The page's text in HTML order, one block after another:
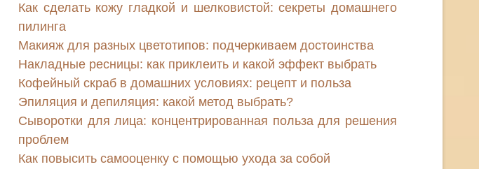
Как сделать кожу гладкой и шелковистой: секреты домашнего
пилинга
Макияж для разных цветотипов: подчеркиваем достоинства
Накладные ресницы: как приклеить и какой эффект выбрать
Кофейный скраб в домашних условиях: рецепт и польза
Эпиляция и депиляция: какой метод выбрать?
Сыворотки для лица: концентрированная польза для решения
проблем
Как повысить самооценку с помощью ухода за собой